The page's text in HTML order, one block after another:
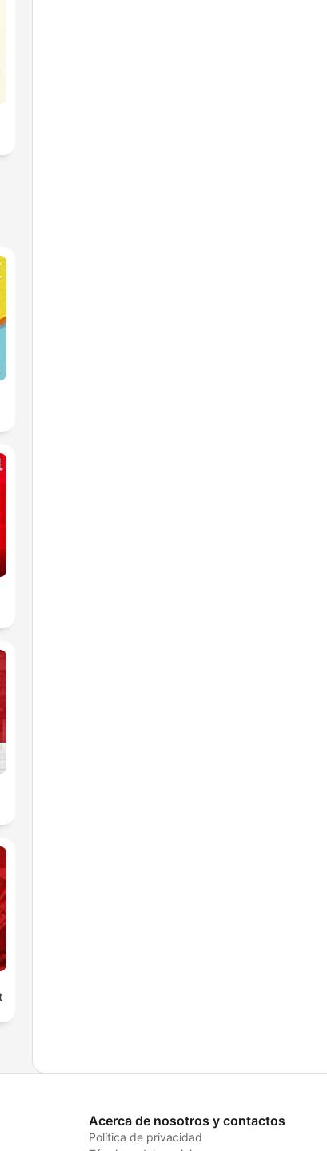
Acerca de nosotros y contactos
Política de privacidad